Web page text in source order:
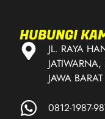
HUBUNGI
JL. RAYA
JAWA
0812-1987-